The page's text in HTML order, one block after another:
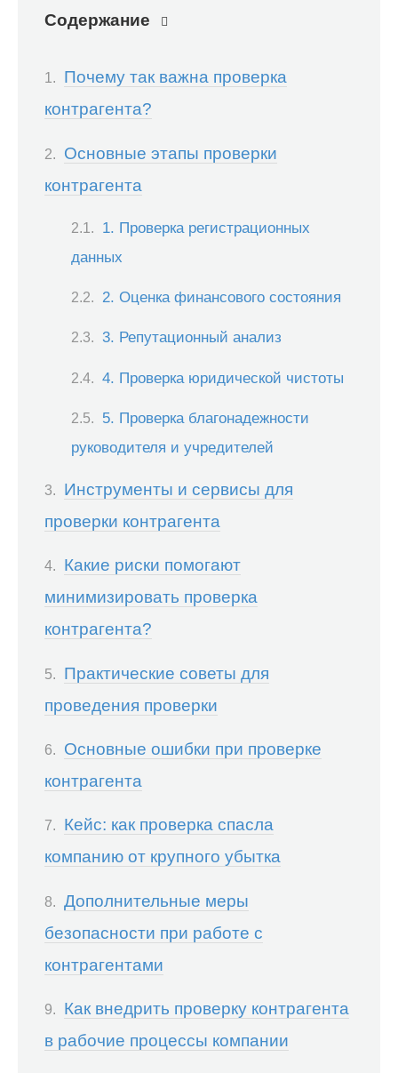
Содержание
Почему так важна проверка
контрагента?
Основные этапы проверки
контрагента
1. Проверка регистрационных
данных
2. Оценка финансового состояния
3. Репутационный анализ
4. Проверка юридической чистоты
5. Проверка благонадежности
руководителя и учредителей
Инструменты и сервисы для
проверки контрагента
Какие риски помогают
минимизировать проверка
контрагента?
Практические советы для
проведения проверки
Основные ошибки при проверке
контрагента
Кейс: как проверка спасла
компанию от крупного убытка
Дополнительные меры
безопасности при работе с
контрагентами
Как внедрить проверку контрагента
в рабочие процессы компании